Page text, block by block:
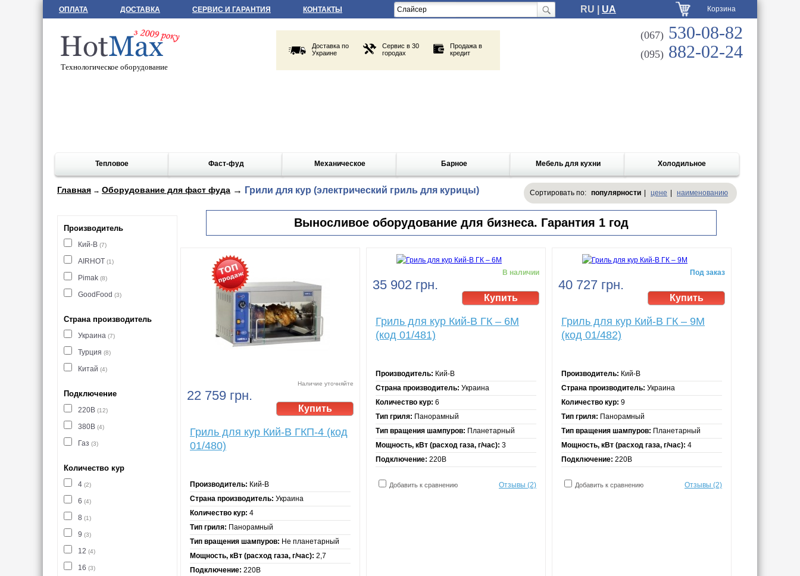
ОПЛАТА ДОСТАВКА СЕРВИС И ГАРАНТИЯ КОНТАКТЫ RU | UA Корзина
Технологическое оборудование
Доставка по
Украине
Сервис в 30
городах
Продажа в
кредит
(067) 530-08-82
(095) 882-02-24
Тепловое Фаст-фуд Механическое Барное Мебель для кухни Холодильное
Главная → Оборудование для фаст фуда → Грили для кур (электрический гриль для курицы) Сортировать по: популярности цене наименованию
Производитель
Кий-В (7)
AIRHOT (1)
Pimak (8)
GoodFood (3)
Страна производитель
Украина (7)
Турция (8)
Китай (4)
Подключение
220В (12)
380В (4)
Газ (3)
Количество кур
4 (2)
6 (4)
8 (1)
9 (3)
12 (4)
16 (3)
Выносливое оборудование для бизнеса. Гарантия 1 год
22 759 грн.
Наличие уточняйте
Гриль для кур Кий-В ГКП-4 (код
01/480)
Производитель: Кий-В
Страна производитель: Украина
Количество кур: 4
Тип гриля: Панорамный
Тип вращения шампуров: Не планетарный
Мощность, кВт (расход газа, г/час): 2,7
Подключение: 220В
35 902 грн.
В наличии
Гриль для кур Кий-В ГК – 6M
(код 01/481)
Производитель: Кий-В
Страна производитель: Украина
Количество кур: 6
Тип гриля: Панорамный
Тип вращения шампуров: Планетарный
Мощность, кВт (расход газа, г/час): 3
Подключение: 220В
Добавить к сравнению Отзывы (2)
40 727 грн.
Под заказ
Гриль для кур Кий-В ГК – 9М
(код 01/482)
Производитель: Кий-В
Страна производитель: Украина
Количество кур: 9
Тип гриля: Панорамный
Тип вращения шампуров: Планетарный
Мощность, кВт (расход газа, г/час): 4
Подключение: 220В
Добавить к сравнению Отзывы (2)